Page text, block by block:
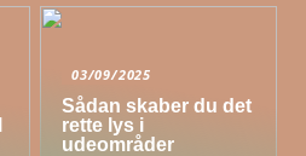
03/09/2025
Sådan skaber du det
rette lys i
udeområder